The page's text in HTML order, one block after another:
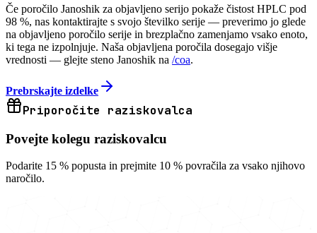
Če poročilo Janoshik za objavljeno serijo pokaže čistost HPLC pod
98 %, nas kontaktirajte s svojo številko serije — preverimo jo glede
na objavljeno poročilo serije in brezplačno zamenjamo vsako enoto,
ki tega ne izpolnjuje. Naša objavljena poročila dosegajo višje
vrednosti — glejte steno Janoshik na /coa.
Prebrskajte izdelke
Priporočite raziskovalca
Povejte kolegu raziskovalcu
Podarite 15 % popusta in prejmite 10 % povračila za vsako njihovo
naročilo.